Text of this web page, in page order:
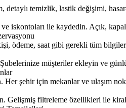
detaylı temizlik, lastik değişimi,
iskontoları ile kaydedin. Açık,
ödeme, saat gibi gerekli tüm
müşteriler ekleyin ve
Her şehir için mekanlar ve ulaşım
Gelişmiş filtreleme özellikleri ile